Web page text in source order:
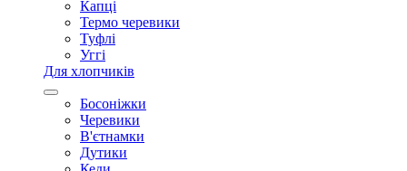
Капці
Термо черевики
Туфлі
Уггі
Для хлопчиків
Босоніжки
Черевики
В'єтнамки
Дутики